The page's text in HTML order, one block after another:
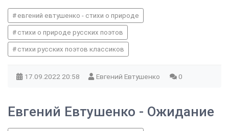
евгений евтушенко - стихи о природе
стихи о природе русских поэтов
стихи русских поэтов классиков
17.09.2022 20:58 Евгений Евтушенко 0
Евгений Евтушенко - Ожидание